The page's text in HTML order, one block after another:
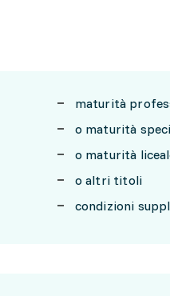
maturità
o maturità
o maturità
o altri titoli
condizioni